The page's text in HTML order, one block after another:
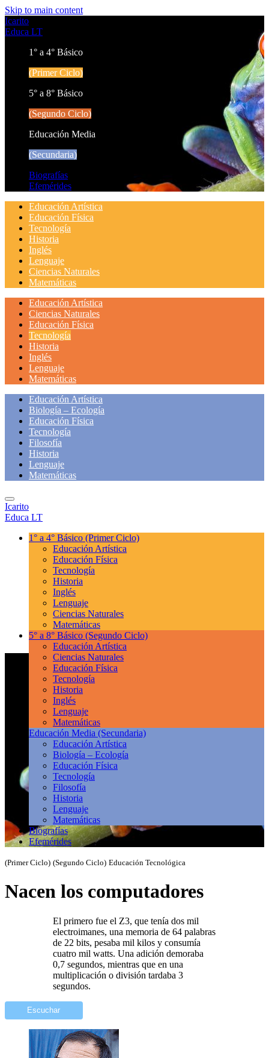
Skip to main content
Icarito
Educa LT
1° a 4° Básico
(Primer Ciclo)
5° a 8° Básico
(Segundo Ciclo)
Educación Media
(Secundaria)
Biografías
Efemérides
Educación Artística
Educación Física
Tecnología
Historia
Inglés
Lenguaje
Ciencias Naturales
Matemáticas
Educación Artística
Ciencias Naturales
Educación Física
Tecnología
Historia
Inglés
Lenguaje
Matemáticas
Educación Artística
Biología – Ecología
Educación Física
Tecnología
Filosofía
Historia
Lenguaje
Matemáticas
Icarito
Educa LT
1° a 4° Básico (Primer Ciclo)
Educación Artística
Educación Física
Tecnología
Historia
Inglés
Lenguaje
Ciencias Naturales
Matemáticas
5° a 8° Básico (Segundo Ciclo)
Educación Artística
Ciencias Naturales
Educación Física
Tecnología
Historia
Inglés
Lenguaje
Matemáticas
Educación Media (Secundaria)
Educación Artística
Biología – Ecología
Educación Física
Tecnología
Filosofía
Historia
Lenguaje
Matemáticas
Biografías
Efemérides
(Primer Ciclo) (Segundo Ciclo) Educación Tecnológica
Nacen los computadores
El primero fue el Z3, que tenía dos mil
electroimanes, una memoria de 64 palabras
de 22 bits, pesaba mil kilos y consumía
cuatro mil watts. Una adición demoraba
0,7 segundos, mientras que en una
multiplicación o división tardaba 3
segundos.
Escuchar